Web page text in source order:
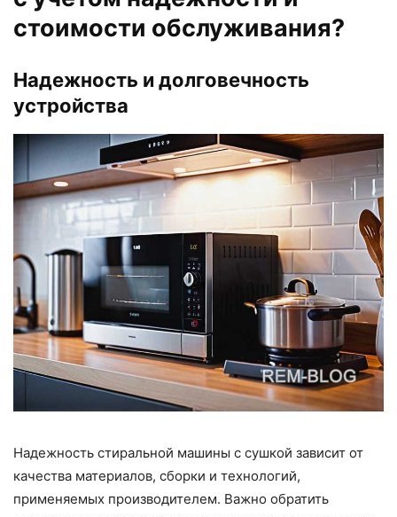
стоимости обслуживания?
Надежность и долговечность
устройства
Надежность стиральной машины с сушкой зависит от
качества материалов, сборки и технологий,
применяемых производителем. Важно обратить